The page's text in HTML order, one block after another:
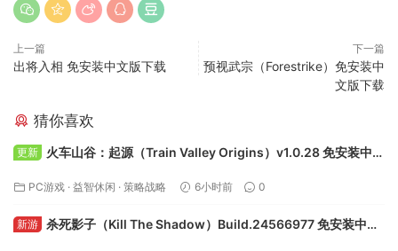
上一篇
出将入相 免安装中文版下载
下一篇
预视武宗（Forestrike）免安装中
文版下载
猜你喜欢
更新
火车山谷：起源（Train Valley Origins）v1.0.28 免安装中文
PC游戏 · 益智休闲 · 策略战略 6小时前 0
新游 杀死影子（Kill The Shadow）Build.24566977 免安装中文